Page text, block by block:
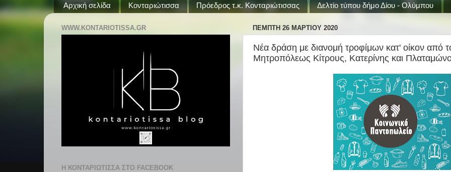
Αρχική σελίδα Κονταριώτισσα Πρόεδρος τ.κ. Κονταριώτισσας Δελτίο τύπου δήμο Δίου - Ολύμπου
ΠΈΜΠΤΗ 26 ΜΑΡΤΊΟΥ 2020
Νέα δράση με διανομή τροφίμων κατ' οίκον από
Μητροπόλεως Κίτρους, Κατερίνης και
WWW.KONTARIOTISSA.GR
Η ΚΟΝΤΑΡΙΩΤΙΣΣΑ ΣΤΟ FACEBOOK